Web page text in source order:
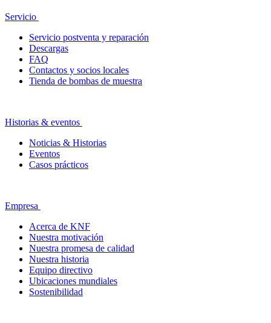
Servicio
Servicio postventa y reparación
Descargas
FAQ
Contactos y socios locales
Tienda de bombas de muestra
Historias & eventos
Noticias & Historias
Eventos
Casos prácticos
Empresa
Acerca de KNF
Nuestra motivación
Nuestra promesa de calidad
Nuestra historia
Equipo directivo
Ubicaciones mundiales
Sostenibilidad